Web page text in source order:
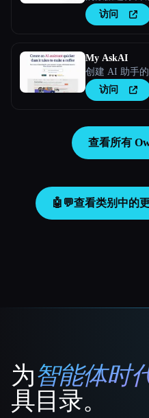
访问
My AskAI
创建 AI 助手
访问
查看所有
🤖💬查看类别中的
That AI Collection
为智能体时
具目录。